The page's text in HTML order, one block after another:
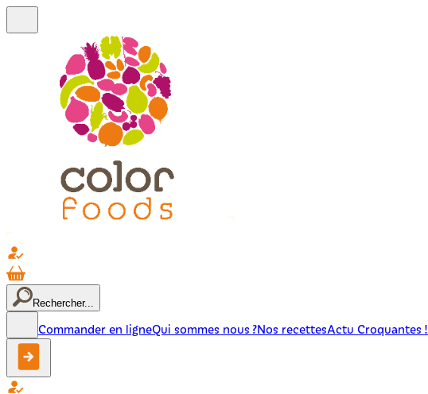
Rechercher...
Commander en ligneQui sommes nous ?Nos recettesActu Croquantes !